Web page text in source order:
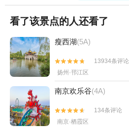
看了该景点的人还看了
瘦西湖(5A)


13934条评论
扬州·邗江区
南京欢乐谷(4A)


134条评论
南京·栖霞区